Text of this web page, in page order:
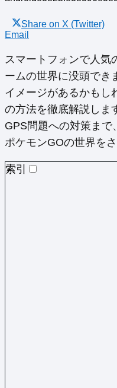
Share on X (Twitter)
Email
スマートフォンで人気
ームの世界に没頭でき
イメージがあるかもし
の方法を徹底解説しま
GPS問題への対策まで
ポケモンGOの世界を
索引